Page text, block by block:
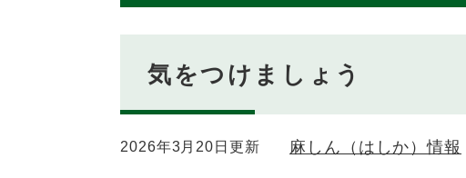
気をつけましょう
2026年3月20日更新 麻しん（はしか）情報